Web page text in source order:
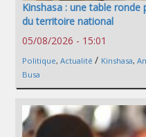
Kinshasa : une table ronde
du territoire national
05/08/2026 - 15:01
Politique, Actualité / Kinshasa,
Busa